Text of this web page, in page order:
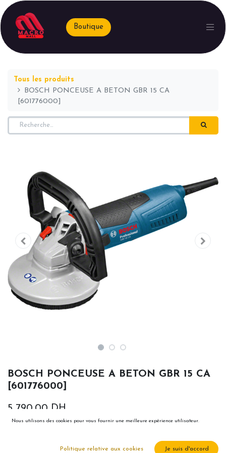
Boutique
Tous les produits
BOSCH PONCEUSE A BETON GBR 15 CA
[601776000]
BOSCH PONCEUSE A BETON GBR 15 CA
[601776000]
5 790,00 DH
Nous utilisons des cookies pour vous fournir une meilleure expérience utilisateur.
Politique relative aux cookies Je suis d'accord